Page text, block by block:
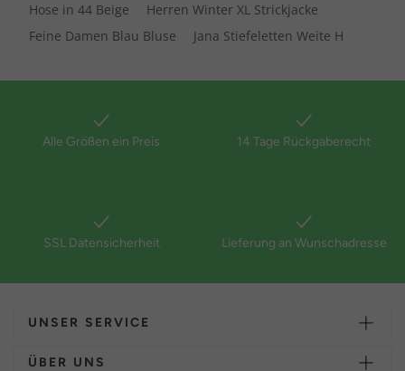
Hose in 44 Beige
Herren Winter XL Strickjacke
Feine Damen Blau Bluse
Jana Stiefeletten Weite H
Alle Größen ein Preis 14 Tage Rückgaberecht
SSL Datensicherheit Lieferung an Wunschadresse
UNSER SERVICE
ÜBER UNS